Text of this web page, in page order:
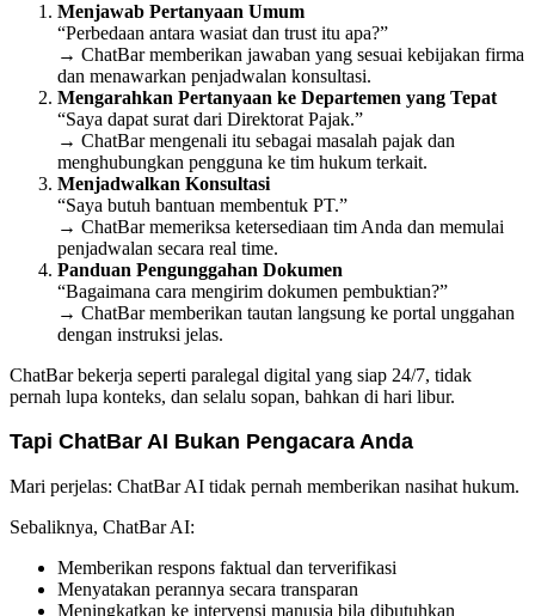
Menjawab Pertanyaan Umum
“Perbedaan antara wasiat dan trust itu apa?”
→ ChatBar memberikan jawaban yang sesuai kebijakan firma
dan menawarkan penjadwalan konsultasi.
Mengarahkan Pertanyaan ke Departemen yang Tepat
“Saya dapat surat dari Direktorat Pajak.”
→ ChatBar mengenali itu sebagai masalah pajak dan
menghubungkan pengguna ke tim hukum terkait.
Menjadwalkan Konsultasi
“Saya butuh bantuan membentuk PT.”
→ ChatBar memeriksa ketersediaan tim Anda dan memulai
penjadwalan secara real time.
Panduan Pengunggahan Dokumen
“Bagaimana cara mengirim dokumen pembuktian?”
→ ChatBar memberikan tautan langsung ke portal unggahan
dengan instruksi jelas.
ChatBar bekerja seperti paralegal digital yang siap 24/7, tidak
pernah lupa konteks, dan selalu sopan, bahkan di hari libur.
Tapi ChatBar AI Bukan Pengacara Anda
Mari perjelas: ChatBar AI tidak pernah memberikan nasihat hukum.
Sebaliknya, ChatBar AI:
Memberikan respons faktual dan terverifikasi
Menyatakan perannya secara transparan
Meningkatkan ke intervensi manusia bila dibutuhkan